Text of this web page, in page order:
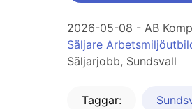
2026-05-08 - AB
Säljare
Säljarjobb, Sundsvall
Taggar: